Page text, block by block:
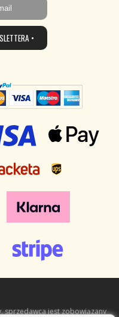
•
sprzedawca jest zobowiązany